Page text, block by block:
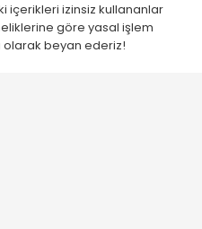
içerikleri izinsiz kullananlar
göre yasal işlem
olarak beyan ederiz!